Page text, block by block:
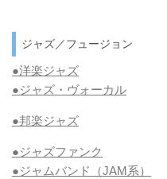
ジャズ／フュージョン
●洋楽ジャズ
●ジャズ・ヴォーカル
●邦楽ジャズ
●ジャズファンク
●ジャムバンド（JAM系）